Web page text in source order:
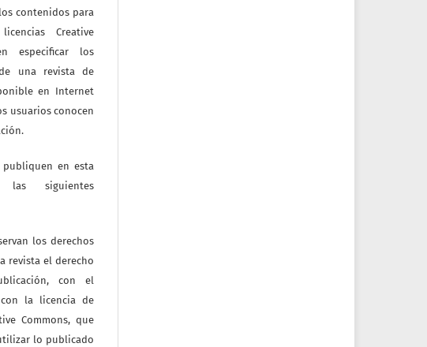
contenidos para
Creative
especificar los
una revista de
en Internet
usuarios conocen
publiquen en esta
las siguientes
los derechos
revista el derecho
con el
la licencia de
Commons, que
lo publicado